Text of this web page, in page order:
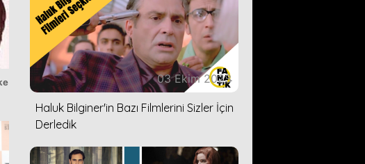
03 Ekim 2023
Haluk Bilginer'in Bazı Filmlerini Sizler İçin
Derledik